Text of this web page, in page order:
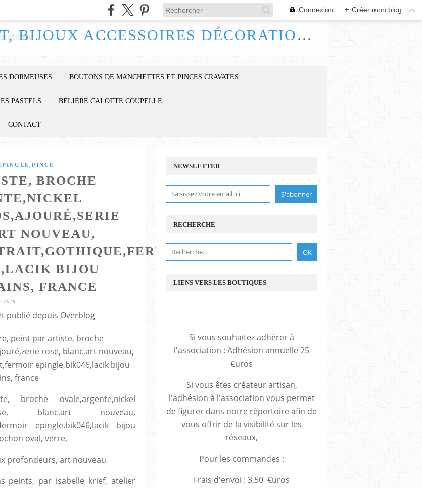
Connexion + Créer mon blog
FRANCE HANDI ART, BIJOUX ACCESSOIRES DÉCORATIONS
DORMEUSES BOUTONS DE MANCHETTES ET PINCES CRAVATES
PASTELS BÉLIÈRE CALOTTE COUPELLE
CONTACT
BROCHE
NOUVEAU,
BIJOU
FRANCE
2018
publié depuis Overblog
ovale,argente,nickel
rose, blanc,art nouveau,
epingle,bik046,lacik bijou
oval, verre,
profondeurs, art nouveau
peints, par isabelle krief, atelier
NEWSLETTER
RECHERCHE
LIENS VERS LES BOUTIQUES
Si vous souhaitez adhérer à
l'association : Adhésion annuelle 25
€uros
Si vous êtes créateur artisan,
l'adhésion à l'association vous permet
de figurer dans notre répertoire afin de
vous offrir de la visibilité sur les
réseaux,
Pour les commandes :
Frais d'envoi : 3,50 €uros